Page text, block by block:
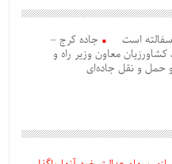
جاده کرج –
کشاورزیان معاون وزیر راه و
حمل و نقل جاده‌ای